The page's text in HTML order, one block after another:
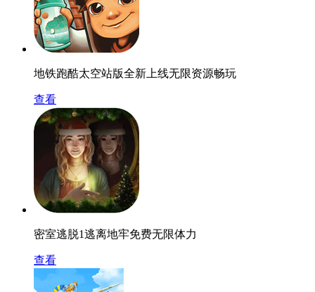
地铁跑酷太空站版全新上线无限资源畅玩
查看
密室逃脱1逃离地牢免费无限体力
查看